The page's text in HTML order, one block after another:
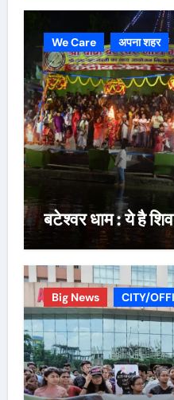
We Care अपना शहर
बटेश्वर धाम : ये है
Big News CITY/